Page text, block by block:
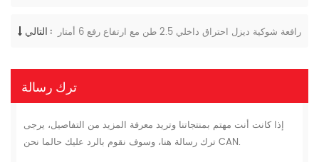
التالي : رافعة شوكية ديزل احتراق داخلي 2.5 طن مع ارتفاع رفع 6 أمتار
ترك رسالة
إذا كانت أنت مهتم بمنتجاتنا وتريد معرفة المزيد من التفاصيل، يرجى
ترك رسالة هنا، وسوف نقوم بالرد عليك حالما نحن CAN.